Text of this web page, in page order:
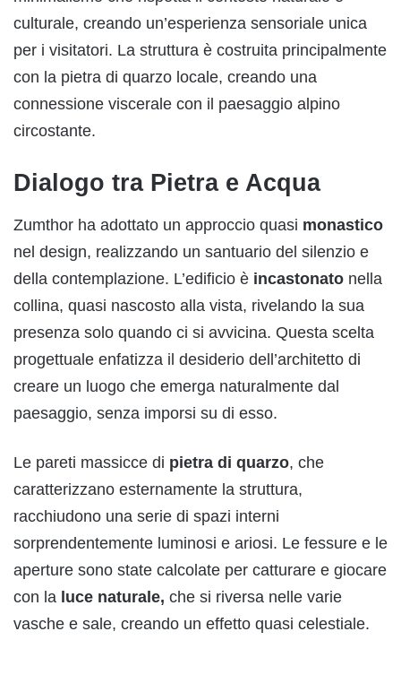
culturale, creando un’esperienza sensoriale unica
per i visitatori. La struttura è costruita principalmente
con la pietra di quarzo locale, creando una
connessione viscerale con il paesaggio alpino
circostante.
Dialogo tra Pietra e Acqua
Zumthor ha adottato un approccio quasi monastico
nel design, realizzando un santuario del silenzio e
della contemplazione. L’edificio è incastonato nella
collina, quasi nascosto alla vista, rivelando la sua
presenza solo quando ci si avvicina. Questa scelta
progettuale enfatizza il desiderio dell’architetto di
creare un luogo che emerga naturalmente dal
paesaggio, senza imporsi su di esso.
Le pareti massicce di pietra di quarzo, che
caratterizzano esternamente la struttura,
racchiudono una serie di spazi interni
sorprendentemente luminosi e ariosi. Le fessure e le
aperture sono state calcolate per catturare e giocare
con la luce naturale, che si riversa nelle varie
vasche e sale, creando un effetto quasi celestiale.